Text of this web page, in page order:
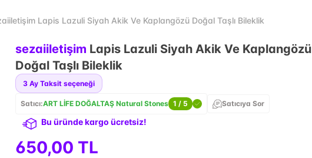
Lapis Lazuli Siyah Akik Ve Kaplangözü Doğal Taşlı Bileklik
sezaiiletişim Lapis Lazuli Siyah Akik Ve Kaplangözü
Doğal Taşlı Bileklik
3 Ay Taksit seçeneği
Satıcı:ART LİFE DOĞALTAŞ Natural Stones 1 / 5 Satıcıya Sor
Bu üründe kargo ücretsiz!
650,00 TL